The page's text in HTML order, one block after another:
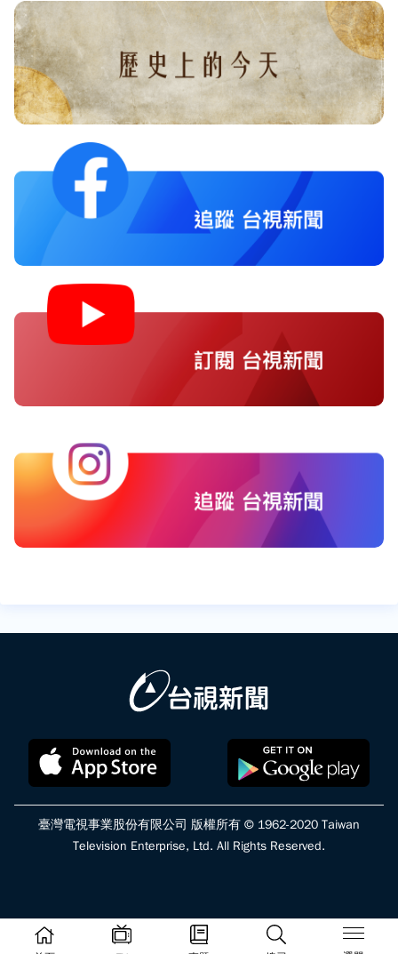
臺灣電視事業股份有限公司 版權所有 © 1962-2020 Taiwan
Television Enterprise, Ltd. All Rights Reserved.